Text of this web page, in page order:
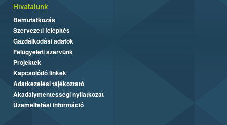
Hivatalunk
Bemutatkozás
Szervezeti felépítés
Gazdálkodási adatok
Felügyeleti szervünk
Projektek
Kapcsolódó linkek
Adatkezelési tájékoztató
Akadálymentességi nyilatkozat
Üzemeltetési információ